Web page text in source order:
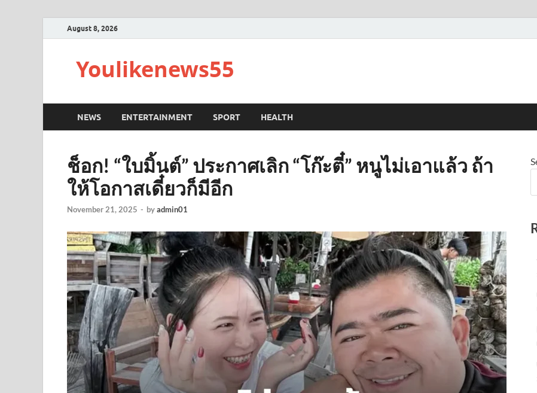
August 8, 2026
Youlikenews55
NEWS ENTERTAINMENT SPORT HEALTH
ช็อก! “ใบมิ้นต์” ประกาศเลิก “โก๊ะตี๋” หนูไม่เอาแล้ว ถ้า
ให้โอกาสเดี๋ยวก็มีอีก
November 21, 2025 - byadmin01